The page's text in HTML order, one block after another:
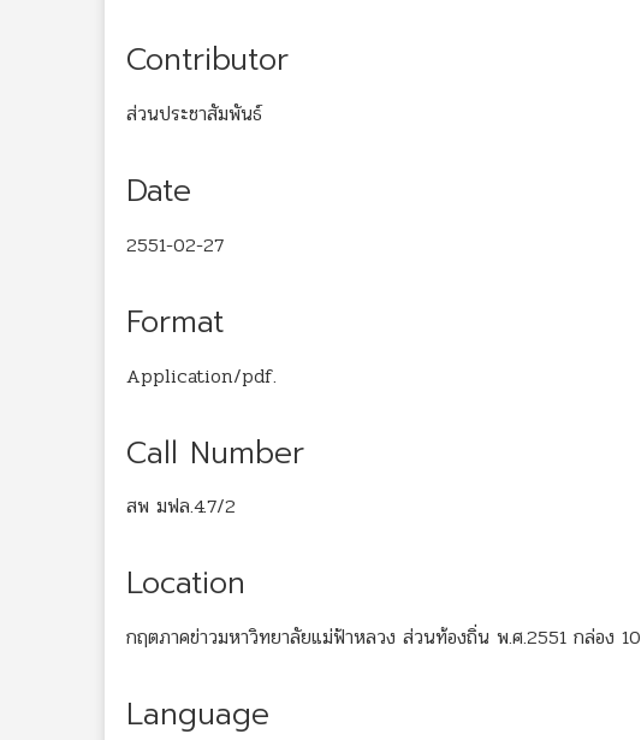
Contributor
ส่วนประชาสัมพันธ์
Date
2551-02-27
Format
Application/pdf.
Call Number
สพ มฟล.4.7/2
Location
กฤตภาคข่าวมหาวิทยาลัยแม่ฟ้าหลวง ส่วนท้องถิ่น พ.ศ.2551 กล่อง 10
Language